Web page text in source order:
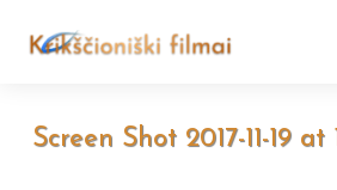
Screen Shot 2017-11-19 at